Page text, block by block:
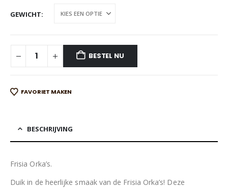
tot
€7,50
GEWICHT
BESTEL NU
FAVORIET MAKEN
BESCHRIJVING
Frisia Orka’s.
Duik in de heerlijke smaak van de Frisia Orka’s! Deze